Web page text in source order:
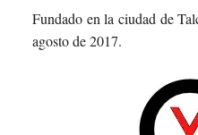
Fundado en la ciudad de
agosto de 2017.